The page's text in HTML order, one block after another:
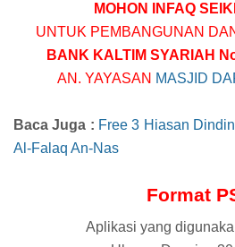
MOHON INFAQ
UNTUK PEMBANGUNAN
BANK KALTIM SYARIAH
AN. YAYASAN MASJID
Baca Juga : Free 3 Hiasan
Al-Falaq An-Nas
Format
Aplikasi yang